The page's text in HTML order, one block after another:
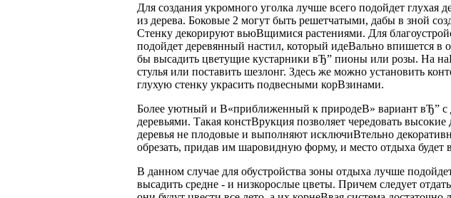
Для создания укромного уголка лучше всего подойдет глухая
из дерева. Боковые 2 могут быть решетчатыми, дабы в зной
Стенку декорируют вьюВ­щимися растениями. Для
подойдет деревянный настил, который идеВ­ально впишется
бы высадить цветущие кустарники вЂ” пионы или розы. На
стулья или поставить шезлонг. Здесь же можно установить
глухую стенку украсить подвесными корВ­зинами.
Более уютный и В«приближенный к природеВ» вариант вЂ”
деревьями. Такая констВ­рукция позволяет чередовать
деревья не плодовые и выполняют исключиВ­тельно
обрезать, придав им шаровидную форму, и место отдыха будет
В данном случае для обустройства зоны отдыха лучше
высадить средне - и низкорослые цветы. Причем следует